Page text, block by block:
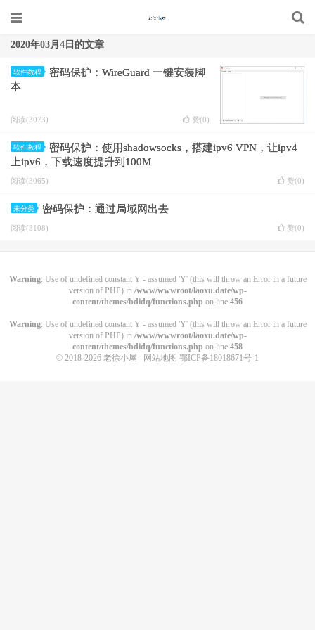
2020年03月4日的文章
软件教程
密码保护：WireGuard 一键安装脚
本
阅读(3073) 赞(0)
软件教程
密码保护：使用shadowsocks，搭建ipv6 VPN，让ipv4
上ipv6，下载速度提升到100M
阅读(3065) 赞(0)
未分类 密码保护：通过局域网出去
阅读(3108) 赞(0)
Warning: Use of undefined constant Y - assumed 'Y' (this will throw an Error in a future
version of PHP) in /www/wwwroot/laoxu.date/wp-
content/themes/bdidq/functions.php on line 456
Warning: Use of undefined constant Y - assumed 'Y' (this will throw an Error in a future
version of PHP) in /www/wwwroot/laoxu.date/wp-
content/themes/bdidq/functions.php on line 458
© 2018-2026 老徐小屋 网站地图 鄂ICP备18018671号-1